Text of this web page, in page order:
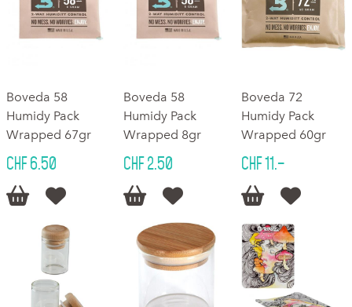
Boveda 58
Humidy Pack
Wrapped 67gr
CHF 6.50
 
Boveda 58
Humidy Pack
Wrapped 8gr
CHF 2.50
 
Boveda 72
Humidy Pack
Wrapped 60gr
CHF 11.–
 